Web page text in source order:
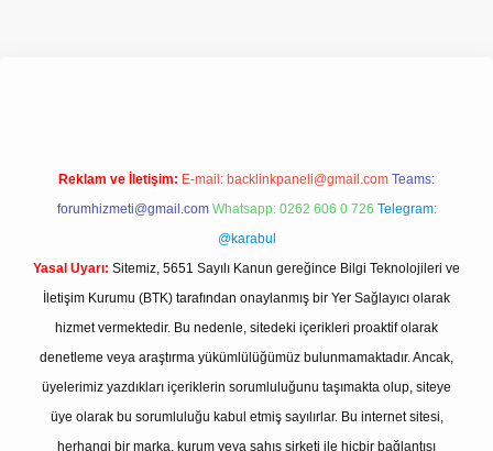
Reklam ve İletişim: E-mail: backlinkpaneli@gmail.com Teams:
forumhizmeti@gmail.com Whatsapp: 0262 606 0 726 Telegram:
@karabul
Yasal Uyarı: Sitemiz, 5651 Sayılı Kanun gereğince Bilgi Teknolojileri ve
İletişim Kurumu (BTK) tarafından onaylanmış bir Yer Sağlayıcı olarak
hizmet vermektedir. Bu nedenle, sitedeki içerikleri proaktif olarak
denetleme veya araştırma yükümlülüğümüz bulunmamaktadır. Ancak,
üyelerimiz yazdıkları içeriklerin sorumluluğunu taşımakta olup, siteye
üye olarak bu sorumluluğu kabul etmiş sayılırlar. Bu internet sitesi,
herhangi bir marka, kurum veya şahıs şirketi ile hiçbir bağlantısı